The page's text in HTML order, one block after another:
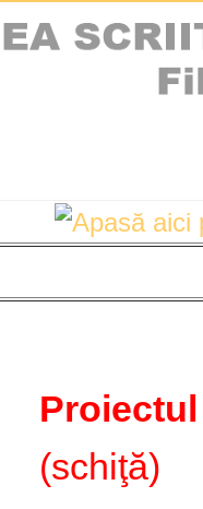
(schiţă)